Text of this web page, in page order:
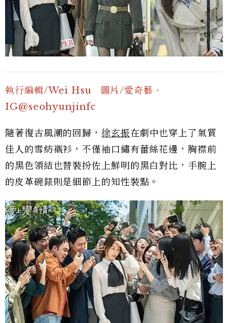
執行編輯/Wei Hsu 圖片/愛奇藝、
IG@seohyunjinfc
隨著復古風潮的回歸， 徐玄振在劇中也穿上了氣質
佳人的雪紡襯衫，不僅袖口繡有蕾絲花邊，胸襟前
的黑色領結也替裝扮佐上鮮明的黑白對比，手腕上
的皮革碗錶則是細節上的知性裝點。